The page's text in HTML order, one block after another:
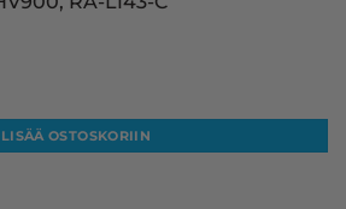
syaani – tarvike, premium määrä
LISÄÄ OSTOSKORIIN